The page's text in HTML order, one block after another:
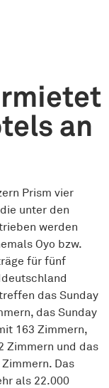
an
Prism vier
unter den
werden
Oyo bzw.
für fünf
das Sunday
das Sunday
163 Zimmern,
Zimmern und das
Das
als 22.000